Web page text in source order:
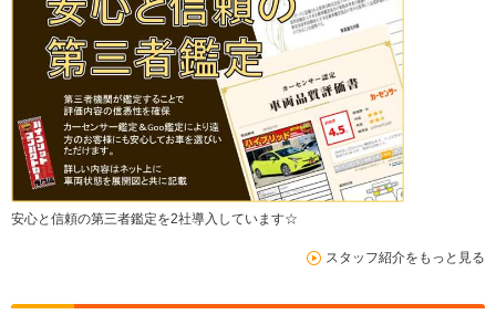
安心と信頼の第三者鑑定を2社導入しています☆
スタッフ紹介をもっと見る